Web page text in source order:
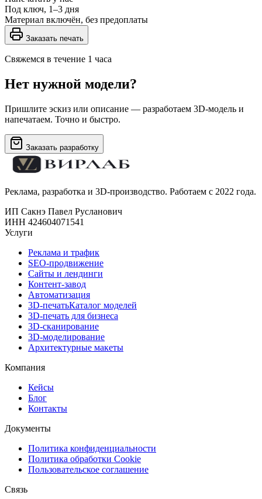
Под ключ, 1–3 дня
Материал включён, без предоплаты
Заказать печать
Свяжемся в течение 1 часа
Нет нужной модели?
Пришлите эскиз или описание — разработаем 3D-модель и
напечатаем. Точно и быстро.
Заказать разработку
Реклама, разработка и 3D-производство. Работаем с 2022 года.
ИП Сакнэ Павел Русланович
ИНН 424604071541
Услуги
Реклама и трафик
SEO-продвижение
Сайты и лендинги
Контент-завод
Автоматизация
3D-печатьКаталог моделей
3D-печать для бизнеса
3D-сканирование
3D-моделирование
Архитектурные макеты
Компания
Кейсы
Блог
Контакты
Документы
Политика конфиденциальности
Политика обработки Cookie
Пользовательское соглашение
Связь